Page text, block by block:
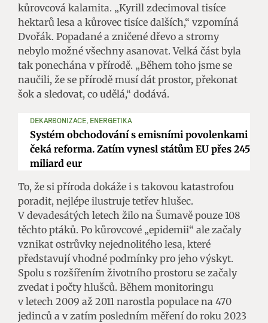
kůrovcová kalamita. „Kyrill zdecimoval tisíce
hektarů lesa a kůrovec tisíce dalších,“ vzpomíná
Dvořák. Popadané a zničené dřevo a stromy
nebylo možné všechny asanovat. Velká část byla
tak ponechána v přírodě. „Během toho jsme se
naučili, že se přírodě musí dát prostor, překonat
šok a sledovat, co udělá,“ dodává.
DEKARBONIZACE, ENERGETIKA
Systém obchodování s emisními povolenkami
čeká reforma. Zatím vynesl státům EU přes 245
miliard eur
To, že si příroda dokáže i s takovou katastrofou
poradit, nejlépe ilustruje tetřev hlušec.
V devadesátých letech žilo na Šumavě pouze 108
těchto ptáků. Po kůrovcové „epidemii“ ale začaly
vznikat ostrůvky nejednolitého lesa, které
představují vhodné podmínky pro jeho výskyt.
Spolu s rozšířením životního prostoru se začaly
zvedat i počty hlušců. Během monitoringu
v letech 2009 až 2011 narostla populace na 470
jedinců a v zatím posledním měření do roku 2023